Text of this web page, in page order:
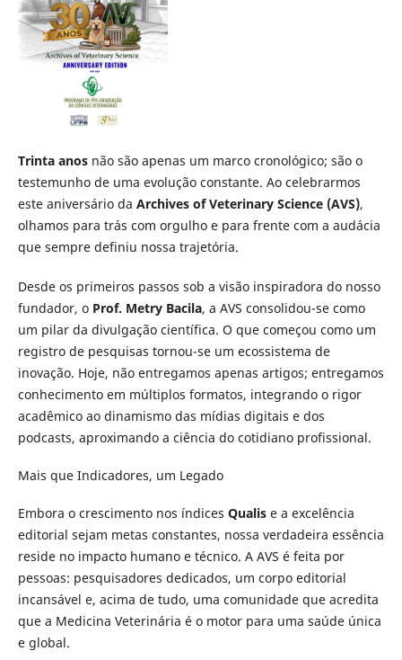
Trinta anosnão são apenas um marco cronológico; são o
testemunho de uma evolução constante. Ao celebrarmos
este aniversário da Archives of Veterinary Science (AVS),
olhamos para trás com orgulho e para frente com a audácia
que sempre definiu nossa trajetória.
Desde os primeiros passos sob a visão inspiradora do nosso
fundador, o Prof. Metry Bacila, a AVS consolidou-se como
um pilar da divulgação científica. O que começou como um
registro de pesquisas tornou-se um ecossistema de
inovação. Hoje, não entregamos apenas artigos; entregamos
conhecimento em múltiplos formatos, integrando o rigor
acadêmico ao dinamismo das mídias digitais e dos
podcasts, aproximando a ciência do cotidiano profissional.
Mais que Indicadores, um Legado
Embora o crescimento nos índices Qualise a excelência
editorial sejam metas constantes, nossa verdadeira essência
reside no impacto humano e técnico. A AVS é feita por
pessoas: pesquisadores dedicados, um corpo editorial
incansável e, acima de tudo, uma comunidade que acredita
que a Medicina Veterinária é o motor para uma saúde única
e global.